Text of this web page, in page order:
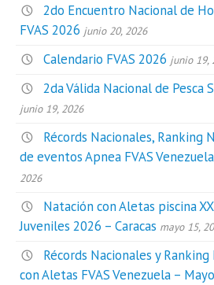
2do Encuentro Nacional de
FVAS 2026 junio 20, 2026
Calendario FVAS 2026 junio 19,
2da Válida Nacional de Pesca
junio 19, 2026
Récords Nacionales, Ranking
de eventos Apnea FVAS
2026
Natación con Aletas piscina
Juveniles 2026 – Caracas mayo 15,
Récords Nacionales y
con Aletas FVAS Venezuela –